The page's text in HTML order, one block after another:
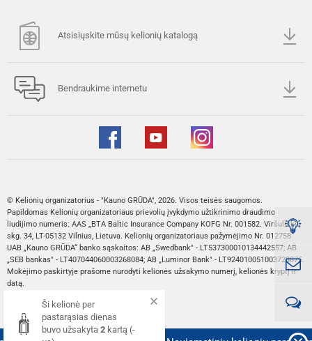
Ši kelionė per
pastarąsias dienas
buvo užsakyta 2 kartą (-
Atsisiųskite mūsų kelionių katalogą
Bendraukime internetu
© Kelionių organizatorius - "Kauno GRŪDA", 2026. Visos teisės saugomos.
Papildomas Kelionių organizatoriaus prievolių įvykdymo užtikrinimo draudimo
liudijimo numeris: AAS „BTA Baltic Insurance Company KOFG Nr. 001582. Viršuliškių
skg. 34, LT-05132 Vilnius, Lietuva. Kelionių organizatoriaus pažymėjimo Nr. 012758
UAB „Kauno GRŪDA“ banko sąskaitos: AB „Swedbank" - LT537300010134442557; AB
„SEB bankas" - LT407044060003268084; AB „Luminor Bank" - LT924010051003728875.
Mokėjimo paskirtyje prašome nurodyti kelionės užsakymo numerį, kelionės kryptį ir
datą.
Web sprendimas: